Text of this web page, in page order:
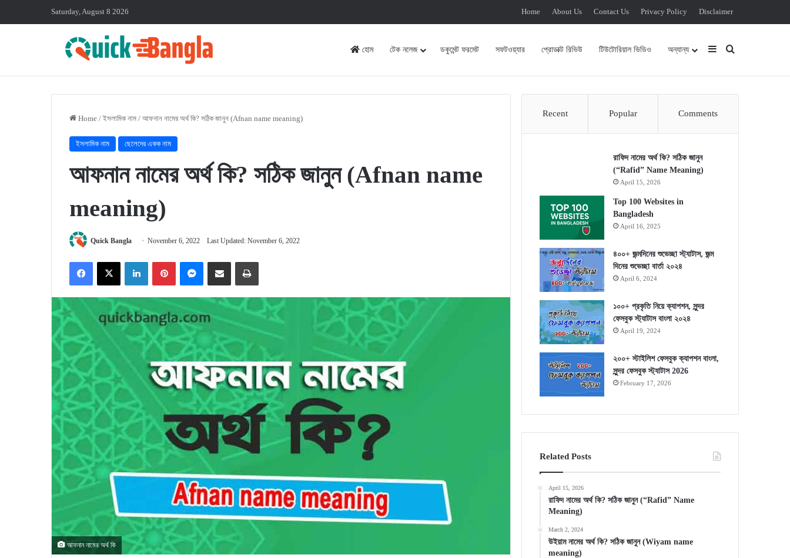
Saturday, August 8 2026 Home About Us Contact Us Privacy Policy Disclaimer
হোম টেক নলেজ ডকুমেন্ট ফরমেট সফটওয়্যার প্রোডাক্ট রিভিউ টিউটোরিয়াল ভিডিও অন্যান্য Sidebar
Home / ইসলামিক নাম / আফনান নামের অর্থ কি? সঠিক জানুন (Afnan name meaning)
ইসলামিক নাম ছেলেদের একক নাম
আফনান নামের অর্থ কি? সঠিক জানুন (Afnan name
meaning)
Quick Bangla November 6, 2022 Last Updated: November 6, 2022
FacebookX LinkedInPinterestMessengerShare via Email Print
আফনান নামের অর্থ কি
Recent Popular Comments
রাফিদ নামের অর্থ কি? সঠিক জানুন
(“Rafid” Name Meaning)
April 15, 2026
Top 100 Websites in
Bangladesh
April 16, 2025
৪০০+ জন্মদিনের শুভেচ্ছা স্ট্যাটাস, জন্ম
দিনের শুভেচ্ছা বার্তা ২০২৪
April 6, 2024
১০০+ প্রকৃতি নিয়ে ক্যাপশন, সুন্দর
ফেসবুক স্ট্যাটাস বাংলা ২০২৪
April 19, 2024
২০০+ স্টাইলিশ ফেসবুক ক্যাপশন বাংলা,
সুন্দর ফেসবুক স্ট্যাটাস 2026
February 17, 2026
Related Posts
April 15, 2026
রাফিদ নামের অর্থ কি? সঠিক জানুন (“Rafid” Name
Meaning)
March 2, 2024
উইয়াম নামের অর্থ কি? সঠিক জানুন (Wiyam name
meaning)